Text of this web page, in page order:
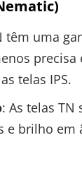
têm uma
precisa
telas IPS.
: As telas TN
e brilho em